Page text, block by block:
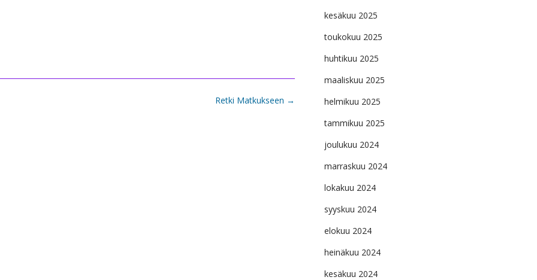
Retki Matkukseen →
kesäkuu 2025
toukokuu 2025
huhtikuu 2025
maaliskuu 2025
helmikuu 2025
tammikuu 2025
joulukuu 2024
marraskuu 2024
lokakuu 2024
syyskuu 2024
elokuu 2024
heinäkuu 2024
kesäkuu 2024